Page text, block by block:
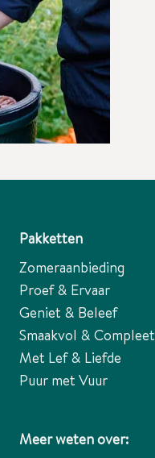
Pakketten
Zomeraanbieding
Proef & Ervaar
Geniet & Beleef
Smaakvol & Compleet
Met Lef & Liefde
Puur met Vuur
Meer weten over: